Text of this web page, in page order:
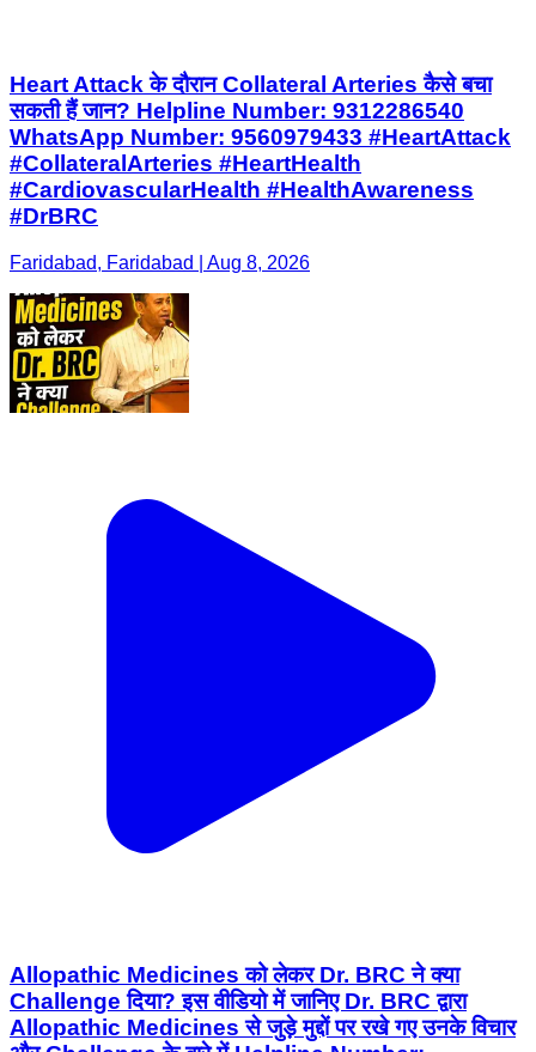
Heart Attack के दौरान Collateral Arteries कैसे बचा
सकती हैं जान? Helpline Number: 9312286540
WhatsApp Number: 9560979433 #HeartAttack
#CollateralArteries #HeartHealth
#CardiovascularHealth #HealthAwareness
#DrBRC
Faridabad, Faridabad | Aug 8, 2026
Allopathic Medicines को लेकर Dr. BRC ने क्या
Challenge दिया? इस वीडियो में जानिए Dr. BRC द्वारा
Allopathic Medicines से जुड़े मुद्दों पर रखे गए उनके विचार